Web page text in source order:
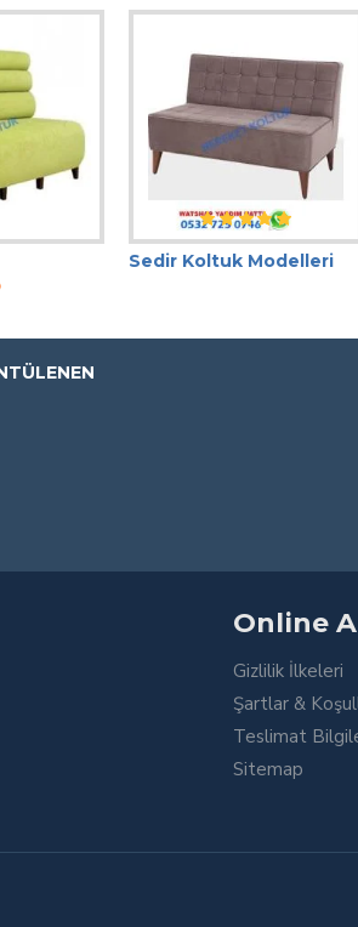
Sedir Koltuk Modelleri
Online
Gizlilik İlkeleri
Şartlar &
Teslimat
Sitemap